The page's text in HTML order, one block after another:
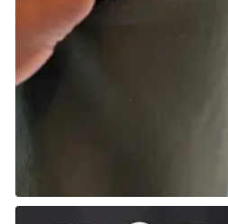
مرسومة يدويًا، ومجموعة
قتال فريد يتيح لك التقاط
تمامًا في منتصف المباراة
من المسرح.
الفرق المحلية لأربعة
شديدة عبر الإنترنت، ويمكنك
الوحيد الذي يتعين عليك دفعه
شخصيات اللعبة؛ وإلا، يمكنك
ودورية من المقاتلين. حتى